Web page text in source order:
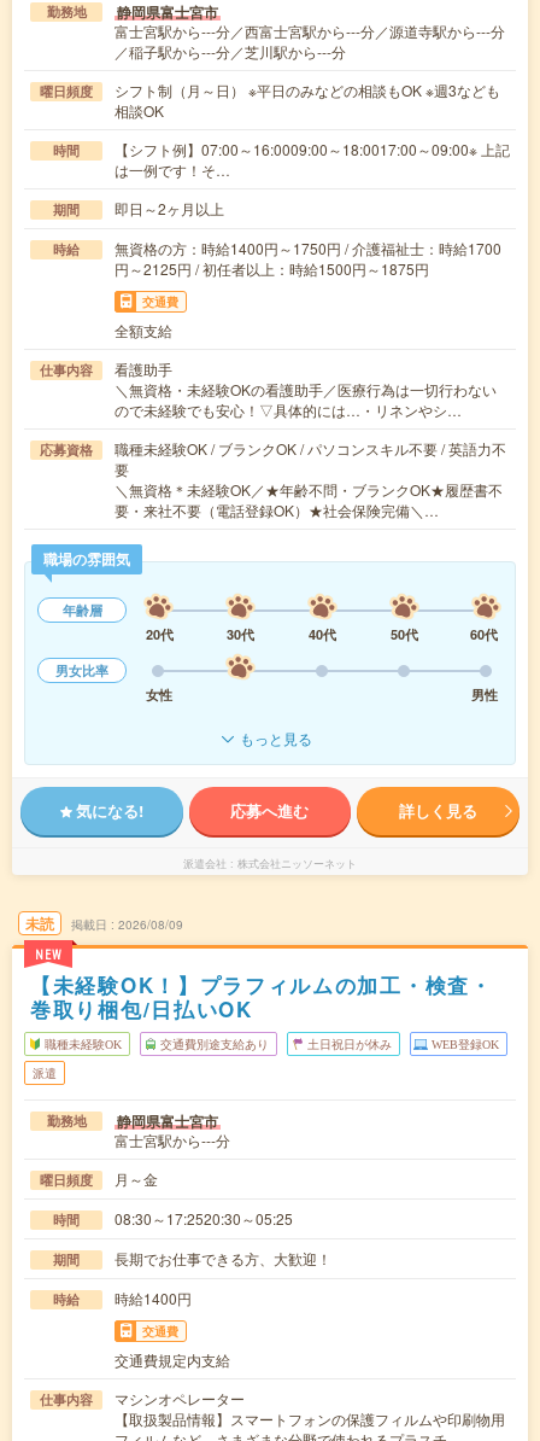
勤務地 静岡県富士宮市
富士宮駅から---分／西富士宮駅から---分／源道寺駅から---分
／稲子駅から---分／芝川駅から---分
曜日頻度
シフト制（月～日） ※平日のみなどの相談もOK ※週3なども
相談OK
時間
【シフト例】07:00～16:0009:00～18:0017:00～09:00※ 上記
は一例です！そ…
期間 即日～2ヶ月以上
時給
無資格の方：時給1400円～1750円 / 介護福祉士：時給1700
円～2125円 / 初任者以上：時給1500円～1875円
交通費
全額支給
仕事内容
看護助手
＼無資格・未経験OKの看護助手／医療行為は一切行わない
ので未経験でも安心！▽具体的には…・リネンやシ…
応募資格
職種未経験OK / ブランクOK / パソコンスキル不要 / 英語力不
要
＼無資格＊未経験OK／★年齢不問・ブランクOK★履歴書不
要・来社不要（電話登録OK）★社会保険完備＼…
職場の雰囲気
年齢層
20代
30代 40代 50代
60代
男女比率
女性
男性
もっと見る
気になる! 応募へ進む 詳しく見る
派遣会社 株式会社ニッソーネット
未読
NEW
掲載日 2026/08/09
【未経験OK！】プラフィルムの加工・検査・
巻取り梱包/日払いOK
職種未経験OK 交通費別途支給あり 土日祝日が休み WEB登録OK
派遣
勤務地 静岡県富士宮市
富士宮駅から---分
曜日頻度 月～金
時間 08:30～17:2520:30～05:25
期間 長期でお仕事できる方、大歓迎！
時給 時給1400円
交通費
交通費規定内支給
仕事内容
マシンオペレーター
【取扱製品情報】スマートフォンの保護フィルムや印刷物用